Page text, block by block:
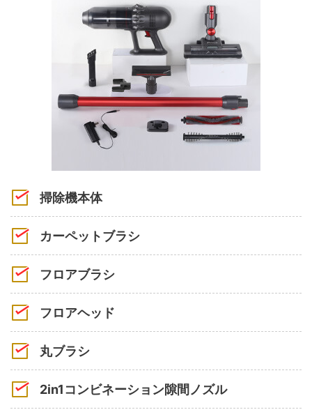
掃除機本体
カーペットブラシ
フロアブラシ
フロアヘッド
丸ブラシ
2in1コンビネーション隙間ノズル